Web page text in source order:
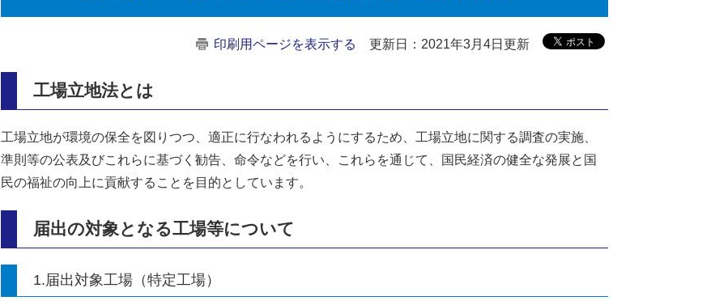
印刷用ページを表示する 更新日：2021年3月4日更新
工場立地法とは
工場立地が環境の保全を図りつつ、適正に行なわれるようにするため、工場立地に関する調査の実施、
準則等の公表及びこれらに基づく勧告、命令などを行い、これらを通じて、国民経済の健全な発展と国
民の福祉の向上に貢献することを目的としています。
届出の対象となる工場等について
1.届出対象工場（特定工場）